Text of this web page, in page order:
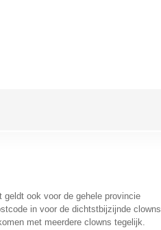
geldt ook voor de gehele provincie
in voor de dichtstbijzijnde clowns
met meerdere clowns tegelijk.